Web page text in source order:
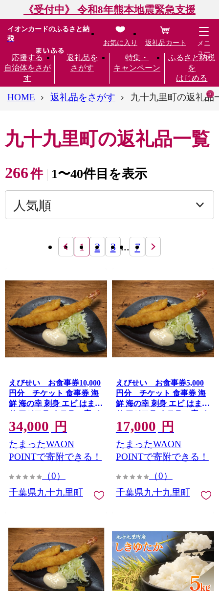
《受付中》 令和8年熊本地震緊急支援
イオンカードのふるさと納
税
応援する
自治体をさが
す
返礼品を
さがす
特集・
キャンペーン
ふるさと納税
を
はじめる
お気に入り 返礼品カート
メニ
ュー
HOME 返礼品をさがす 九十九里町の返礼品
九十九里町の返礼品一覧
266件 1〜40件目を表示
1 2 3 ... 7
えびせい お食事券10,000
円分 チケット 食事券 海
鮮 海の幸 刺身 エビ はまぐ
り アジフライ テラス席 ペ
ット可 片貝海岸 千葉県 九
十九里
34,000 円
たまったWAON
POINTで寄附できる！
（0）
千葉県九十九里町
えびせい お食事券5,000
円分 チケット 食事券 海
鮮 海の幸 刺身 エビ はまぐ
り アジフライ テラス席 ペ
ット可 片貝海岸 千葉県 九
十九里
17,000 円
たまったWAON
POINTで寄附できる！
（0）
千葉県九十九里町